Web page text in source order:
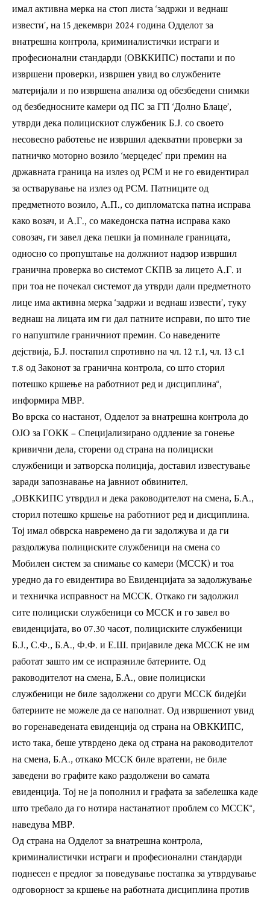
имал активна мерка на стоп листа ‘задржи и веднаш
извести’, на 15 декември 2024 година Одделот за
внатрешна контрола, криминалистички истраги и
професионални стандарди (ОВККИПС) постапи и по
извршени проверки, извршен увид во службените
материјали и по извршена анализа од обезбедени снимки
од безбедносните камери од ПС за ГП ‘Долно Блаце’,
утврди дека полицискиот службеник Б.Ј. со своето
несовесно работење не извршил адекватни проверки за
патничко моторно возило ‘мерцедес’ при премин на
државната граница на излез од РСМ и не го евидентирал
за остварување на излез од РСМ. Патниците од
предметното возило, А.П., со дипломатска патна исправа
како возач, и А.Г., со македонска патна исправа како
совозач, ги завел дека пешки ја поминале границата,
односно со пропуштање на должниот надзор извршил
гранична проверка во системот СКПВ за лицето А.Г. и
при тоа не почекал системот да утврди дали предметното
лице има активна мерка ‘задржи и веднаш извести’, туку
веднаш на лицата им ги дал патните исправи, по што тие
го напуштиле граничниот премин. Со наведените
дејствија, Б.Ј. постапил спротивно на чл. 12 т.1, чл. 13 с.1
т.8 од Законот за гранична контрола, со што сторил
потешко кршење на работниот ред и дисциплина“,
информира МВР.
Во врска со настанот, Одделот за внатрешна контрола до
ОЈО за ГОКК – Специјализирано оддление за гонење
кривични дела, сторени од страна на полициски
службеници и затворска полиција, доставил известување
заради запознавање на јавниот обвинител.
„ОВККИПС утврдил и дека раководителот на смена, Б.А.,
сторил потешко кршење на работниот ред и дисциплина.
Тој имал обврска навремено да ги задолжува и да ги
раздолжува полициските службеници на смена со
Мобилен систем за снимање со камери (МССК) и тоа
уредно да го евидентира во Евиденцијата за задолжување
и техничка исправност на МССК. Откако ги задолжил
сите полициски службеници со МССК и го завел во
евиденцијата, во 07.30 часот, полициските службеници
Б.Ј., С.Ф., Б.А., Ф.Ф. и Е.Ш. пријавиле дека МССК не им
работат зашто им се испразниле батериите. Од
раководителот на смена, Б.А., овие полициски
службеници не биле задолжени со други МССК бидејќи
батериите не можеле да се наполнат. Од извршениот увид
во горенаведената евиденција од страна на ОВККИПС,
исто така, беше утврдено дека од страна на раководителот
на смена, Б.А., откако МССК биле вратени, не биле
заведени во графите како раздолжени во самата
евиденција. Тој не ја пополнил и графата за забелешка каде
што требало да го нотира настанатиот проблем со МССК“,
наведува МВР.
Од страна на Одделот за внатрешна контрола,
криминалистички истраги и професионални стандарди
поднесен е предлог за поведување постапка за утврдување
одговорност за кршење на работната дисциплина против